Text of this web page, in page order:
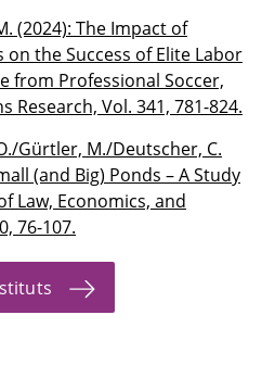
(2024): The Impact of
the Success of Elite Labor
from Professional Soccer,
Research, Vol. 341, 781-824.
Gürtler, M./Deutscher, C.
(and Big) Ponds – A Study
Law, Economics, and
76-107.